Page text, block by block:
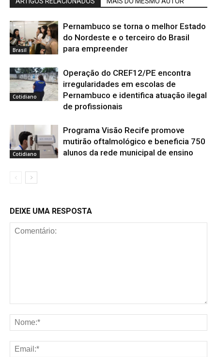
Brasil
Pernambuco se torna o melhor Estado
do Nordeste e o terceiro do Brasil
para empreender
Cotidiano
Operação do CREF12/PE encontra
irregularidades em escolas de
Pernambuco e identifica atuação ilegal
de profissionais
Cotidiano
Programa Visão Recife promove
mutirão oftalmológico e beneficia 750
alunos da rede municipal de ensino
DEIXE UMA RESPOSTA